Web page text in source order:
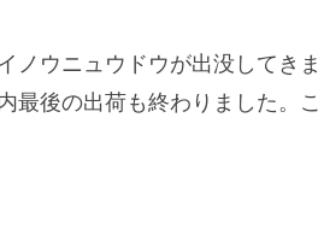
ノウニュウドウが出没してきま
最後の出荷も終わりました。こ